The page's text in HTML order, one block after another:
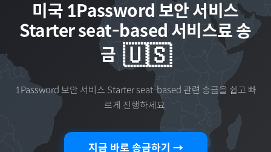
미국 1Password 보안 서비스
Starter seat-based 서비스료 송
금 🇺🇸
1Password 보안 서비스 Starter seat-based 관련 송금을 쉽고 빠
르게 진행하세요.
지금 바로 송금하기 →